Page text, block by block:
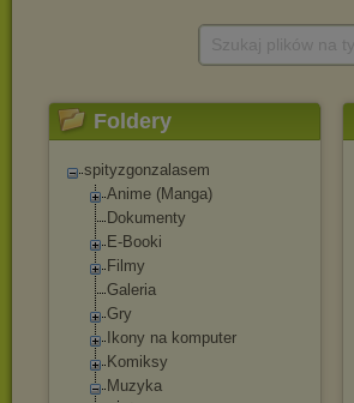
Foldery
spityzgonzalasem
Anime (Manga)
Dokumenty
E-Booki
Filmy
Galeria
Gry
Ikony na komputer
Komiksy
Muzyka